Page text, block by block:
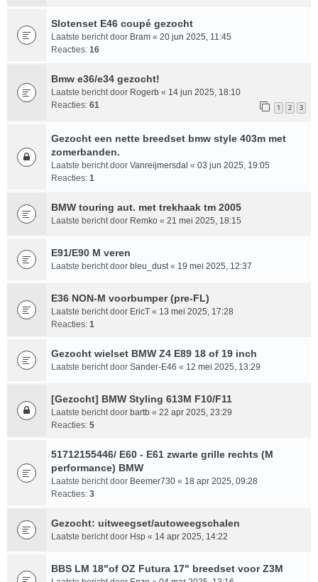
Slotenset E46 coupé gezocht
Laatste bericht door Bram « 20 jun 2025, 11:45
Reacties: 16
Bmw e36/e34 gezocht!
Laatste bericht door Rogerb « 14 jun 2025, 18:10
Reacties: 61 1 2 3
Gezocht een nette breedset bmw style 403m met
zomerbanden.
Laatste bericht door Vanreijmersdal « 03 jun 2025, 19:05
Reacties: 1
BMW touring aut. met trekhaak tm 2005
Laatste bericht door Remko « 21 mei 2025, 18:15
E91/E90 M veren
Laatste bericht door bleu_dust« 19 mei 2025, 12:37
E36 NON-M voorbumper (pre-FL)
Laatste bericht door EricT « 13 mei 2025, 17:28
Reacties: 1
Gezocht wielset BMW Z4 E89 18 of 19 inch
Laatste bericht door Sander-E46 « 12 mei 2025, 13:29
[Gezocht] BMW Styling 613M F10/F11
Laatste bericht door bartb « 22 apr 2025, 23:29
Reacties: 5
51712155446/ E60 - E61 zwarte grille rechts (M
performance) BMW
Laatste bericht door Beemer730 « 18 apr 2025, 09:28
Reacties: 3
Gezocht: uitweegset/autoweegschalen
Laatste bericht door Hsp « 14 apr 2025, 14:22
BBS LM 18"of OZ Futura 17" breedset voor Z3M